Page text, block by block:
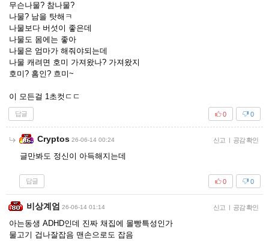
무슨나물? 참나물?
나물? 남을 탓해ㅋ
나물보다 버섯이 좋은데
나물도 몸에는 좋아
나물은 엄마가 해줘야되는데
나물 캐려면 호미 가져왔나? 가져왔지
호미? 홈인? 흐미~
이 모든걸 1초컷ㄷㄷ
답글 0
0
Cryptos 26-06-14 00:24 신고 공감 확인
글만봐도 정신이 아득해지는데
답글 0
0
비상계엄 26-06-14 01:14 신고 공감 확인
아는동생 ADHD인데 진짜 채집에 몰빵특성인가
물고기 겁나잘잡음 맨손으로도 잡음